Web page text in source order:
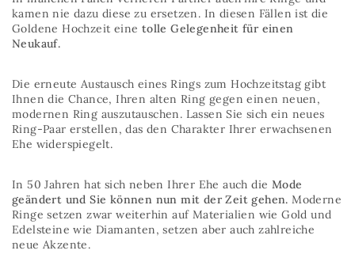
kamen nie dazu diese zu ersetzen. In diesen Fällen ist die
Goldene Hochzeit eine tolle Gelegenheit für einen
Neukauf.
Die erneute Austausch eines Rings zum Hochzeitstag gibt
Ihnen die Chance, Ihren alten Ring gegen einen neuen,
modernen Ring auszutauschen. Lassen Sie sich ein neues
Ring-Paar erstellen, das den Charakter Ihrer erwachsenen
Ehe widerspiegelt.
In 50 Jahren hat sich neben Ihrer Ehe auch die Mode
geändert und Sie können nun mit der Zeit gehen. Moderne
Ringe setzen zwar weiterhin auf Materialien wie Gold und
Edelsteine wie Diamanten, setzen aber auch zahlreiche
neue Akzente.